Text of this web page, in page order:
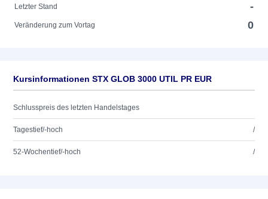
Letzter Stand
-
Veränderung zum Vortag 0
Kursinformationen STX GLOB 3000 UTIL PR EUR
Schlusspreis des letzten Handelstages
Tagestief/-hoch /
52-Wochentief/-hoch /